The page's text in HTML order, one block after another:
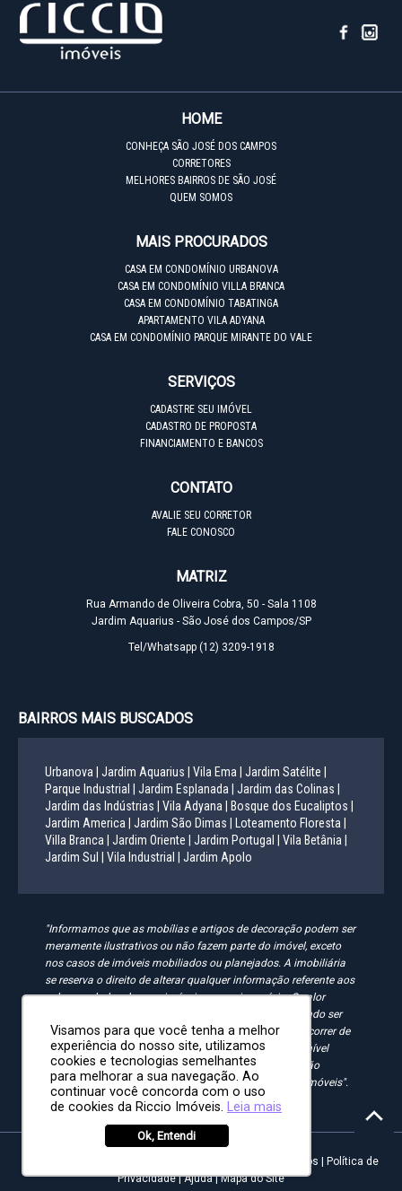
HOME
CONHEÇA SÃO JOSÉ DOS CAMPOS
CORRETORES
MELHORES BAIRROS DE SÃO JOSÉ
QUEM SOMOS
MAIS PROCURADOS
CASA EM CONDOMÍNIO URBANOVA
CASA EM CONDOMÍNIO VILLA BRANCA
CASA EM CONDOMÍNIO TABATINGA
APARTAMENTO VILA ADYANA
CASA EM CONDOMÍNIO PARQUE MIRANTE DO VALE
SERVIÇOS
CADASTRE SEU IMÓVEL
CADASTRO DE PROPOSTA
FINANCIAMENTO E BANCOS
CONTATO
AVALIE SEU CORRETOR
FALE CONOSCO
MATRIZ
Rua Armando de Oliveira Cobra, 50 - Sala 1108
Jardim Aquarius - São José dos Campos/SP
Tel/Whatsapp (12) 3209-1918
BAIRROS MAIS BUSCADOS
Urbanova | Jardim Aquarius | Vila Ema |
Jardim Satélite |
Parque Industrial |
Jardim Esplanada |
Jardim das Colinas |
Jardim das Indústrias |
Vila Adyana |
Bosque dos Eucaliptos |
Jardim America |
Jardim São Dimas |
Loteamento Floresta |
Villa Branca |
Jardim Oriente | Jardim Portugal |
Vila Betânia |
Jardim Sul |
Vila Industrial | Jardim Apolo
"Informamos que as mobílias e artigos de decoração podem ser
meramente ilustrativos ou não fazem parte do imóvel, exceto
nos casos de imóveis mobiliados ou planejados. A imobiliária
se reserva o direito de alterar qualquer informação referente aos
valores e dados de seus imóveis sem aviso prévio. O valor
anunciado do condomínio e IPTU é aproximado, podendo ser
maior, menor ou mesmo passível de alteração. Pode ocorrer de
algum imóvel anunciado no site não estar mais disponível
devido à rotatividade. As solicitações feitas pelo site não
implicam em reserva, compra ou venda de quaisquer imóveis".
Riccio Imóveis - Desde 2008 | Todos os direitos reservados |
Política de
Privacidade|Ajuda|Mapa do Site
Visamos para que você tenha a melhor
experiência do nosso site, utilizamos
cookies e tecnologias semelhantes
para melhorar a sua navegação. Ao
continuar você concorda com o uso
de cookies da Riccio Imóveis. Leia mais
Ok, Entendi